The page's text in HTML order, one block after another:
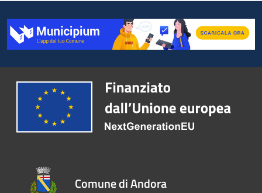
Comune di Andora